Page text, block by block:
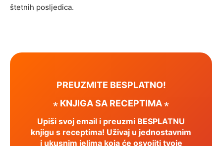
štetnih posljedica.
PREUZMITE BESPLATNO!
⋆ KNJIGA SA RECEPTIMA ⋆
Upiši svoj email i preuzmi BESPLATNU
knjigu s receptima! Uživaj u jednostavnim
i ukusnim jelima koja će osvojiti tvoje